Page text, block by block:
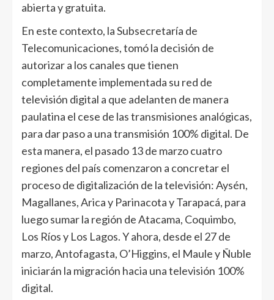
abierta y gratuita.
En este contexto, la Subsecretaría de
Telecomunicaciones, tomó la decisión de
autorizar a los canales que tienen
completamente implementada su red de
televisión digital a que adelanten de manera
paulatina el cese de las transmisiones analógicas,
para dar paso a una transmisión 100% digital. De
esta manera, el pasado 13 de marzo cuatro
regiones del país comenzaron a concretar el
proceso de digitalización de la televisión: Aysén,
Magallanes, Arica y Parinacota y Tarapacá, para
luego sumar la región de Atacama, Coquimbo,
Los Ríos y Los Lagos. Y ahora, desde el 27 de
marzo, Antofagasta, O’Higgins, el Maule y Ñuble
iniciarán la migración hacia una televisión 100%
digital.